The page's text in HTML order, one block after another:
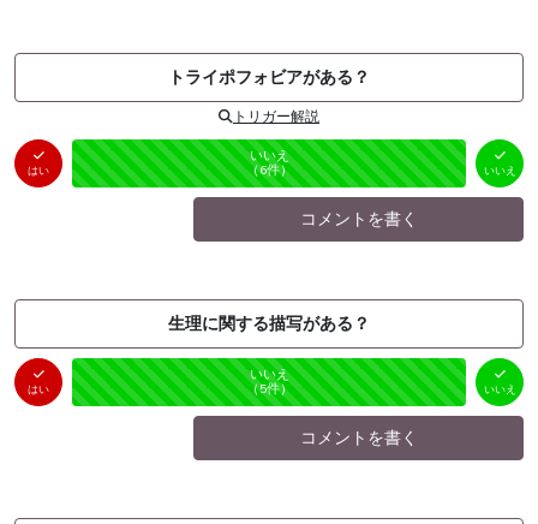
トライポフォビアがある？
トリガー解説
はい
はい
（0件）
未投票
いいえ
（6件） いいえ
コメントを書く
生理に関する描写がある？
はい
はい
（0件）
未投票
いいえ
（5件） いいえ
コメントを書く